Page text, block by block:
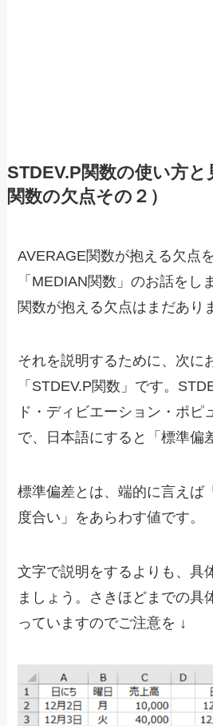
STDEV.P関数の使い方と
関数の欠点その２）
AVERAGE関数が抱える欠点
「MEDIAN関数」のお話をし
関数が抱える欠点はまだあり
それを説明するために、次に
「STDEV.P関数」です。
ド・ディビエーション・ポピ
で、日本語にすると「標準偏
標準偏差とは、端的に言えば
度合い」をあらわす値です。
文字で説明をするよりも、具
ましょう。さきほどまでの具
っていますのでご注意を ↓